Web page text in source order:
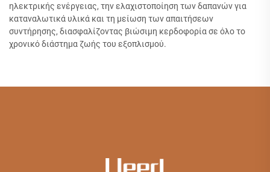
ηλεκτρικής ενέργειας, την ελαχιστοποίηση των δαπανών για
καταναλωτικά υλικά και τη μείωση των απαιτήσεων
συντήρησης, διασφαλίζοντας βιώσιμη κερδοφορία σε όλο το
χρονικό διάστημα ζωής του εξοπλισμού.